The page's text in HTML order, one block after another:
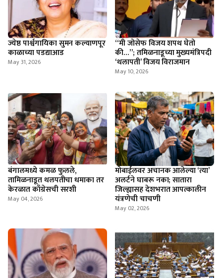
ज्येष्ठ पार्श्वगायिका सुमन कल्याणपूर
काळाच्या पडद्याआड
May 31, 2026
​“मी जोसेफ विजय शपथ घेतो
की…”; तमिळनाडूच्या मुख्यमंत्रिपदी
‘थलापती’ विजय विराजमान
May 10, 2026
बंगालमध्ये कमळ फुलले,
तामिळनाडूत थलपतीचा धमाका तर
केरळात काँग्रेसची सरशी
May 04, 2026
मोबाईलवर अचानक आलेल्या ‘त्या’
अलर्टने घाबरू नका; सातारा
जिल्ह्यासह देशभरात आपत्कालीन
यंत्रणेची चाचणी
May 02, 2026